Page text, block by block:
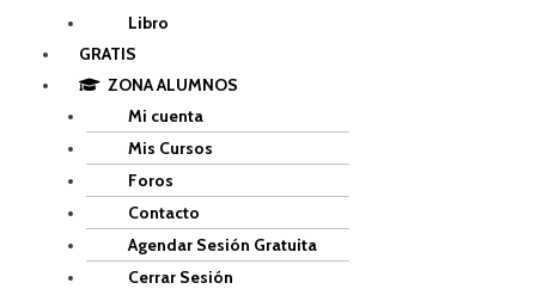
Libro
GRATIS
ZONA ALUMNOS
Mi cuenta
Mis Cursos
Foros
Contacto
Agendar Sesión Gratuita
Cerrar Sesión